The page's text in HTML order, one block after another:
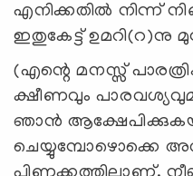
എനിക്കതില്‍ നിന്ന്
ഇതുകേട്ട് ഉമറി(റ)നു
(എന്റെ മനസ്സ്
ക്ഷീണവും
ഞാന്‍
ചെയ്യുമ്പോഴൊക്കെ